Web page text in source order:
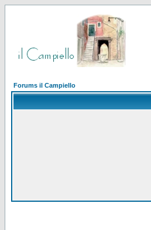
Forums il Campiello